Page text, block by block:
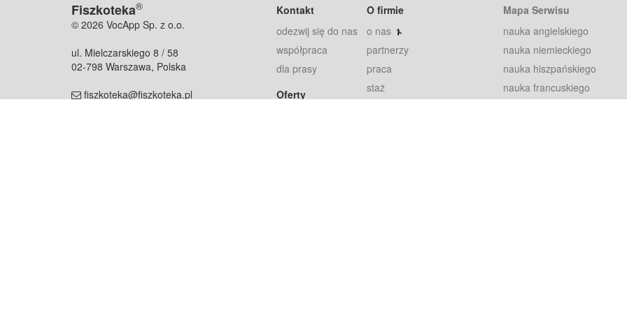
Fiszkoteka®
© 2026 VocApp Sp. z o.o.
ul. Mielczarskiego 8 / 58
02-798 Warszawa, Polska
fiszkoteka@fiszkoteka.pl
Kontakt
odezwij się do nas
współpraca
dla prasy
Oferty
O firmie
o nas
partnerzy
praca
staż
Mapa Serwisu
nauka angielskiego
nauka niemieckiego
nauka hiszpańskiego
nauka francuskiego